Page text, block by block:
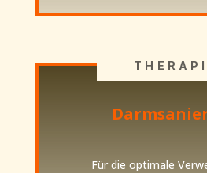
Für die optimale